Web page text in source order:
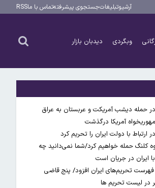
آرشیوتبلیغاتجستجوی پیشرفتهتماس با ماRSS
وبگردی دیدبان بازار
آمریکا درگذشت
کلنگ حمله خواهیم کرد/شما نمی‌دانید چه
در جریان است
۶ فرد را به فهرست تحریم‌های ایران افزود/ پنج قاضی
در لیست تحریم ها